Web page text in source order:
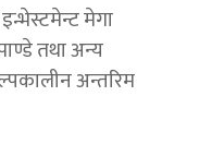
मेगा
तथा अन्य
अन्तरिम